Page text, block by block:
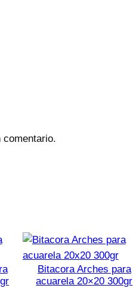
comentario.
Bitacora Arches para
acuarela 20×20 300gr